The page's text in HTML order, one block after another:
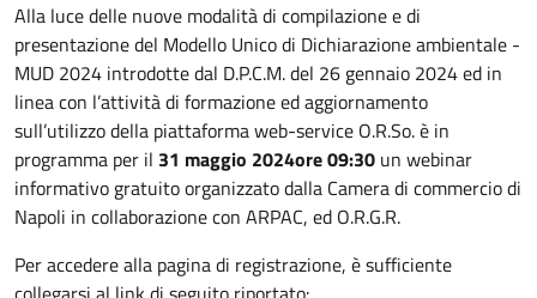
Alla luce delle nuove modalità di compilazione e di
presentazione del Modello Unico di Dichiarazione ambientale -
MUD 2024 introdotte dal D.P.C.M. del 26 gennaio 2024 ed in
linea con l’attività di formazione ed aggiornamento
sull’utilizzo della piattaforma web-service O.R.So. è in
programma per il 31 maggio 2024ore 09:30 un webinar
informativo gratuito organizzato dalla Camera di commercio di
Napoli in collaborazione con ARPAC, ed O.R.G.R.
Per accedere alla pagina di registrazione, è sufficiente